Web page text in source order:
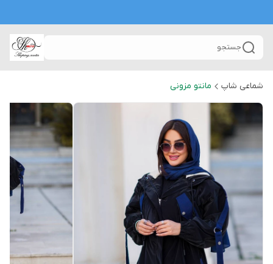
جستجو
شماعی شاپ مانتو مزونی